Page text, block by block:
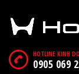
HOTLINE KINH
0905 069